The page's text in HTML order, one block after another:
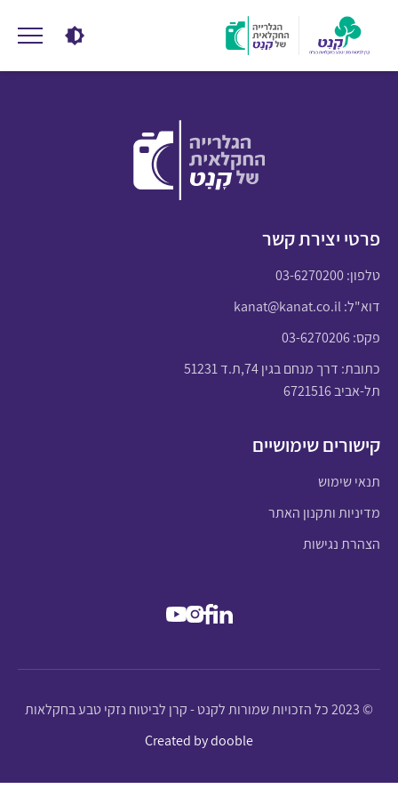
פרטי יצירת קשר
טלפון:03-6270200
דוא"ל:kanat@kanat.co.il
פקס: 03-6270206
כתובת: דרך מנחם בגין 74,ת.ד 51231
תל-אביב 6721516
קישורים שימושיים
תנאי שימוש
מדיניות ותקנון האתר
הצהרת נגישות
© 2023 כל הזכויות שמורות לקנט - קרן לביטוח נזקי טבע בחקלאות
Created by dooble